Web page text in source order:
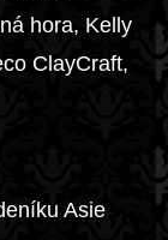
hora, Kelly
ClayCraft,
Asie